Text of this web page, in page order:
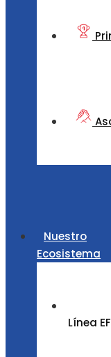
Nuestro
Ecosistema
Línea